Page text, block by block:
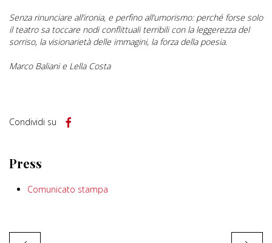
Senza rinunciare all’ironia, e perfino all’umorismo: perché forse solo
il teatro sa toccare nodi conflittuali terribili con la leggerezza del
sorriso, la visionarietà delle immagini, la forza della poesia.
Marco Baliani e Lella Costa
Condividi su
Press
Comunicato stampa